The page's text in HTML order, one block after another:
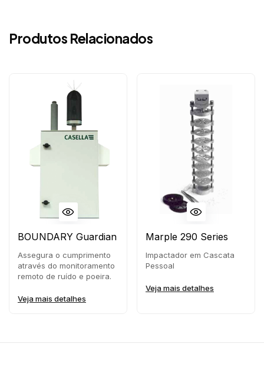
Produtos Relacionados
BOUNDARY Guardian
Assegura o cumprimento
através do monitoramento
remoto de ruído e poeira.
Veja mais detalhes
Marple 290 Series
Impactador em Cascata
Pessoal
Veja mais detalhes